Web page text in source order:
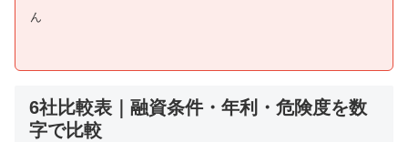
ん
6社比較表｜融資条件・年利・危険度を数
字で比較